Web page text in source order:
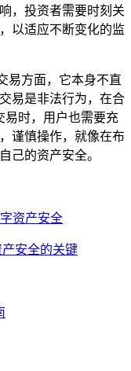
，投资者需要时刻关
以适应不断变化的监
易方面，它本身不直
易是非法行为，在合
易时，用户也需要充
谨慎操作，就像在布
己的资产安全。
资产安全
安全的关键